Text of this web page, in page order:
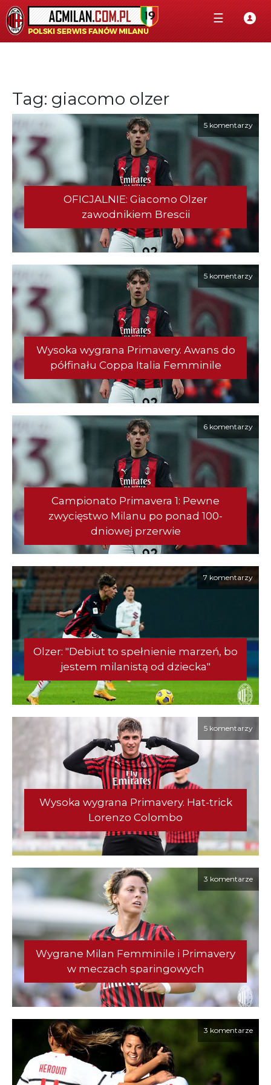
☰
Tag: giacomo olzer
5 komentarzy
OFICJALNIE: Giacomo Olzer
zawodnikiem Brescii
5 komentarzy
Wysoka wygrana Primavery. Awans do
półfinału Coppa Italia Femminile
6 komentarzy
Campionato Primavera 1: Pewne
zwycięstwo Milanu po ponad 100-
dniowej przerwie
7 komentarzy
Olzer: "Debiut to spełnienie marzeń, bo
jestem milanistą od dziecka"
5 komentarzy
Wysoka wygrana Primavery. Hat-trick
Lorenzo Colombo
3 komentarze
Wygrane Milan Femminile i Primavery
w meczach sparingowych
3 komentarze